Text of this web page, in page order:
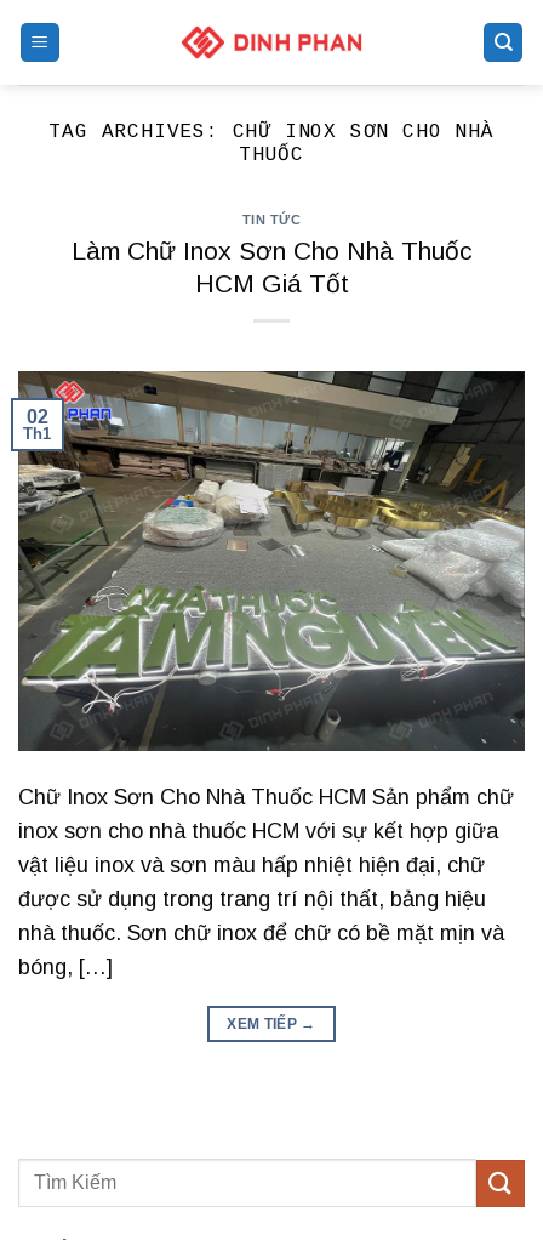
TAG ARCHIVES: CHỮ INOX SƠN CHO NHÀ
THUỐC
TIN TỨC
Làm Chữ Inox Sơn Cho Nhà Thuốc
HCM Giá Tốt
02
Th1
Chữ Inox Sơn Cho Nhà Thuốc HCM Sản phẩm chữ
inox sơn cho nhà thuốc HCM với sự kết hợp giữa
vật liệu inox và sơn màu hấp nhiệt hiện đại, chữ
được sử dụng trong trang trí nội thất, bảng hiệu
nhà thuốc. Sơn chữ inox để chữ có bề mặt mịn và
bóng, […]
XEM TIẾP →